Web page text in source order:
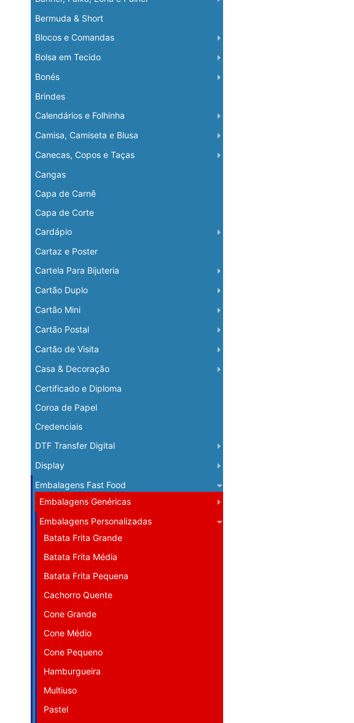
Bermuda & Short
Blocos e Comandas
Bolsa em Tecido
Bonés
Brindes
Calendários e Folhinha
Camisa, Camiseta e Blusa
Canecas, Copos e Taças
Cangas
Capa de Carnê
Capa de Corte
Cardápio
Cartaz e Poster
Cartela Para Bijuteria
Cartão Duplo
Cartão Mini
Cartão Postal
Cartão de Visita
Casa & Decoração
Certificado e Diploma
Coroa de Papel
Credenciais
DTF Transfer Digital
Display
Embalagens Fast Food
Embalagens Genéricas
Embalagens Personalizadas
Batata Frita Grande
Batata Frita Média
Batata Frita Pequena
Cachorro Quente
Cone Grande
Cone Médio
Cone Pequeno
Hamburgueira
Multiuso
Pastel